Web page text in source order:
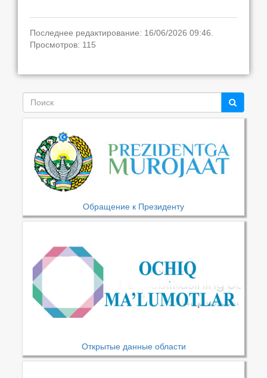
Последнее редактирование: 16/06/2026 09:46.
Просмотров: 115
Обращение к Президенту
Открытые данные области